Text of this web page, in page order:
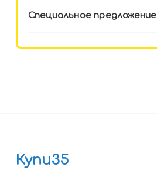
Специальное предложение
Купи35